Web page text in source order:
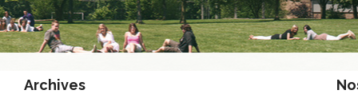
Archives